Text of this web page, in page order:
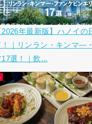
2026年最新版】ハノイの
！｜リンラン・キンマ―
17選！｜飲...